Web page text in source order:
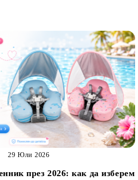
през 2026: как да изберем
29 Юли 2026